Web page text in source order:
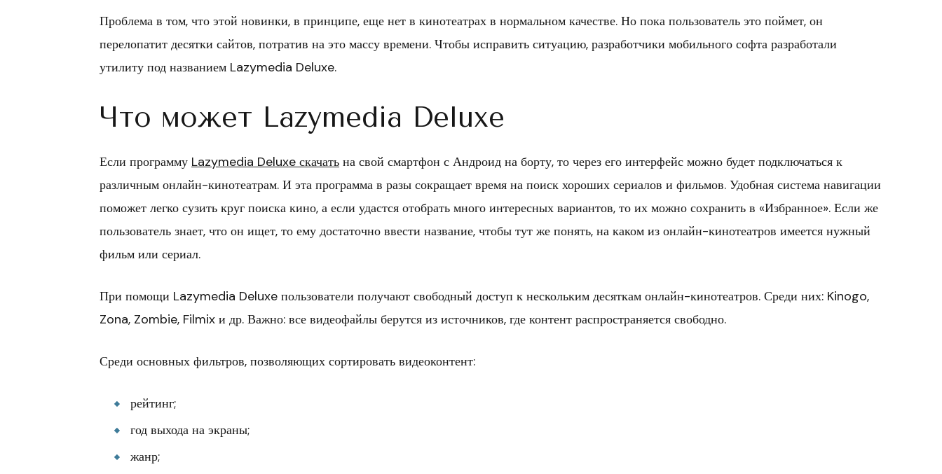
Проблема в том, что этой новинки, в принципе, еще нет в кинотеатрах в нормальном качестве. Но пока пользователь это поймет, он
перелопатит десятки сайтов, потратив на это массу времени. Чтобы исправить ситуацию, разработчики мобильного софта разработали
утилиту под названием Lazymedia Deluxe.
Что может Lazymedia Deluxe
Если программу Lazymedia Deluxe скачать на свой смартфон с Андроид на борту, то через его интерфейс можно будет подключаться к
различным онлайн-кинотеатрам. И эта программа в разы сокращает время на поиск хороших сериалов и фильмов. Удобная система навигации
поможет легко сузить круг поиска кино, а если удастся отобрать много интересных вариантов, то их можно сохранить в «Избранное». Если же
пользователь знает, что он ищет, то ему достаточно ввести название, чтобы тут же понять, на каком из онлайн-кинотеатров имеется нужный
фильм или сериал.
При помощи Lazymedia Deluxe пользователи получают свободный доступ к нескольким десяткам онлайн-кинотеатров. Среди них: Kinogo,
Zona, Zombie, Filmix и др. Важно: все видеофайлы берутся из источников, где контент распространяется свободно.
Среди основных фильтров, позволяющих сортировать видеоконтент:
рейтинг;
год выхода на экраны;
жанр;